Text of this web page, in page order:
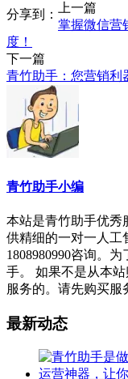
分享到：
上一篇
掌握微信营
度！
下一篇
青竹助手：您营销利
青竹助手小编
本站是青竹助手优秀
供精细的一对一人工
1808980990咨询。
手。 如果不是从本
服务的。请先购买服
最新动态